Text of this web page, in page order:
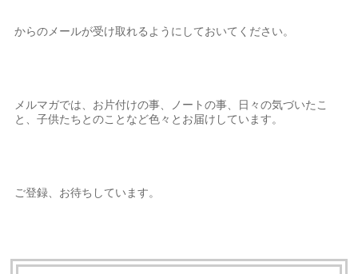
からのメールが受け取れるようにしておいてください。
メルマガでは、お片付けの事、ノートの事、日々の気づいたこ
と、子供たちとのことなど色々とお届けしています。
ご登録、お待ちしています。